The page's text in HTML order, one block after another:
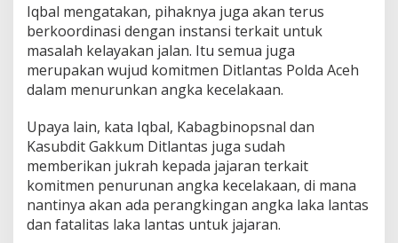
Iqbal mengatakan, pihaknya juga akan terus
berkoordinasi dengan instansi terkait untuk
masalah kelayakan jalan. Itu semua juga
merupakan wujud komitmen Ditlantas Polda Aceh
dalam menurunkan angka kecelakaan.
Upaya lain, kata Iqbal, Kabagbinopsnal dan
Kasubdit Gakkum Ditlantas juga sudah
memberikan jukrah kepada jajaran terkait
komitmen penurunan angka kecelakaan, di mana
nantinya akan ada perangkingan angka laka lantas
dan fatalitas laka lantas untuk jajaran.